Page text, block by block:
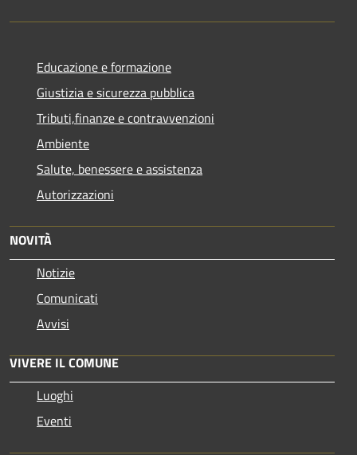
Educazione e formazione
Giustizia e sicurezza pubblica
Tributi,finanze e contravvenzioni
Ambiente
Salute, benessere e assistenza
Autorizzazioni
NOVITÀ
Notizie
Comunicati
Avvisi
VIVERE IL COMUNE
Luoghi
Eventi